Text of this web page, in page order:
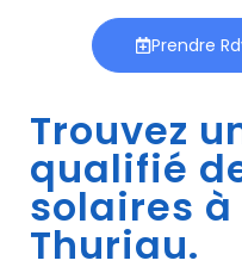
Prendre
Trouvez
qualifié
solaires
Thuriau.